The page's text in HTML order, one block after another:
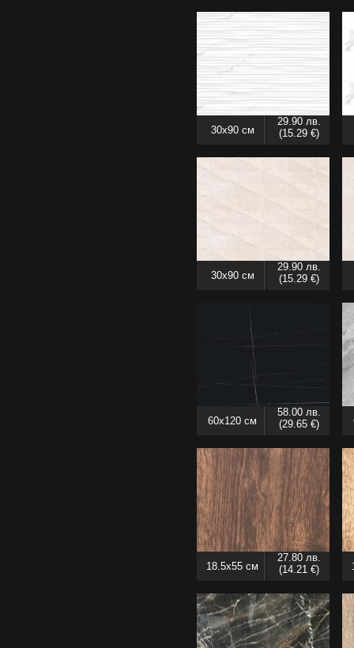
30x90 см
29.90 лв.
(15.29 €)
30x90 см
29.90 лв.
(15.29 €)
60x120 см
58.00 лв.
(29.65 €)
18.5x55 см
27.80 лв.
(14.21 €)